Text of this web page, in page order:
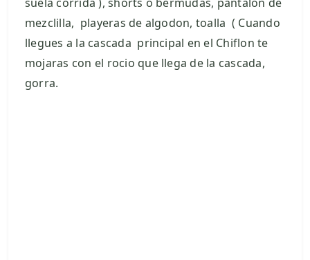
mezclilla, playeras de algodon, toalla ( Cuando
llegues a la cascada principal en el Chiflon te
mojaras con el rocio que llega de la cascada,
gorra.